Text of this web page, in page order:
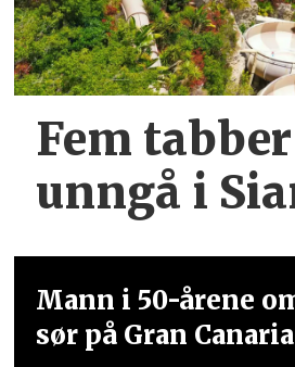
Fem
unngå i
Mann i 50-årene
sør på Gran Canaria